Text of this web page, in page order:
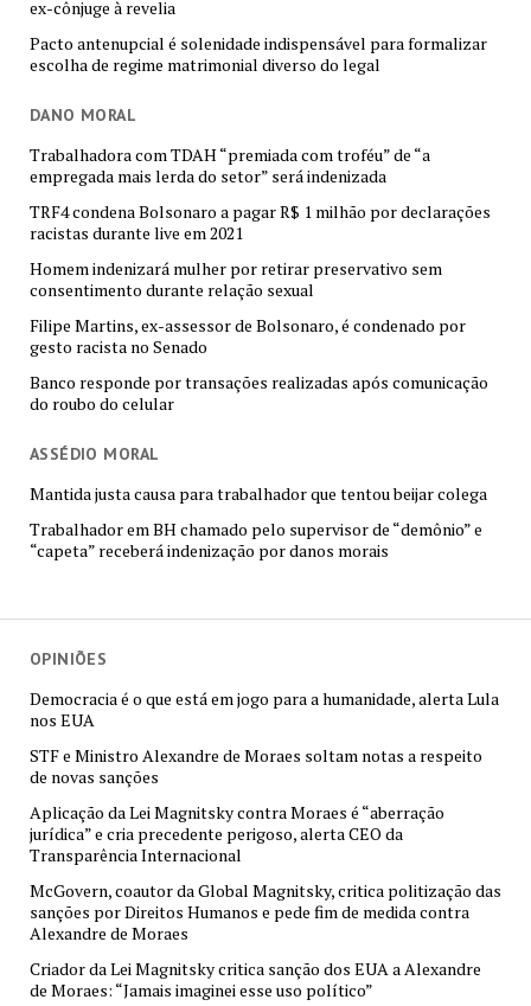
ex-cônjuge à revelia
Pacto antenupcial é solenidade indispensável para formalizar
escolha de regime matrimonial diverso do legal
DANO MORAL
Trabalhadora com TDAH “premiada com troféu” de “a
empregada mais lerda do setor” será indenizada
TRF4 condena Bolsonaro a pagar R$ 1 milhão por declarações
racistas durante live em 2021
Homem indenizará mulher por retirar preservativo sem
consentimento durante relação sexual
Filipe Martins, ex-assessor de Bolsonaro, é condenado por
gesto racista no Senado
Banco responde por transações realizadas após comunicação
do roubo do celular
ASSÉDIO MORAL
Mantida justa causa para trabalhador que tentou beijar colega
Trabalhador em BH chamado pelo supervisor de “demônio” e
“capeta” receberá indenização por danos morais
OPINIÕES
Democracia é o que está em jogo para a humanidade, alerta Lula
nos EUA
STF e Ministro Alexandre de Moraes soltam notas a respeito
de novas sanções
Aplicação da Lei Magnitsky contra Moraes é “aberração
jurídica” e cria precedente perigoso, alerta CEO da
Transparência Internacional
McGovern, coautor da Global Magnitsky, critica politização das
sanções por Direitos Humanos e pede fim de medida contra
Alexandre de Moraes
Criador da Lei Magnitsky critica sanção dos EUA a Alexandre
de Moraes: “Jamais imaginei esse uso político”